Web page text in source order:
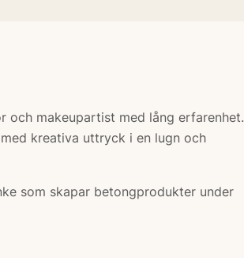
och makeupartist med lång erfarenhet.
kreativa uttryck i en lugn och
som skapar betongprodukter under